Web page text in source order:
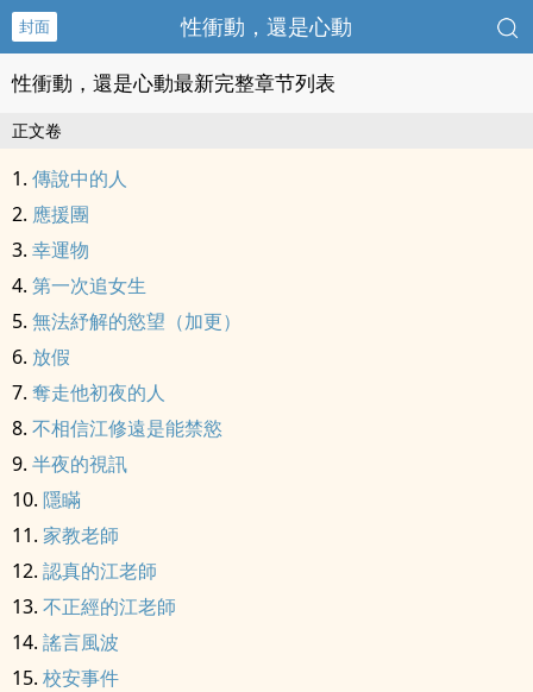
封面 性衝動，還是心動
性衝動，還是心動最新完整章节列表
正文卷
傳說中的人
應援團
幸運物
第一次追女生
無法紓解的慾望（加更）
放假
奪走他初夜的人
不相信江修遠是能禁慾
半夜的視訊
隱瞞
家教老師
認真的江老師
不正經的江老師
謠言風波
校安事件